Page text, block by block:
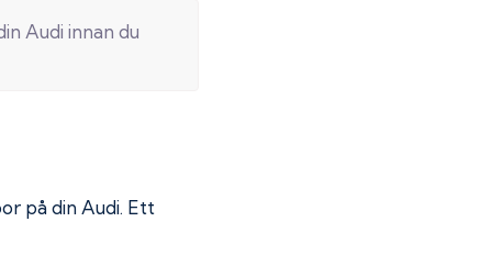
Audi innan du
på din Audi. Ett